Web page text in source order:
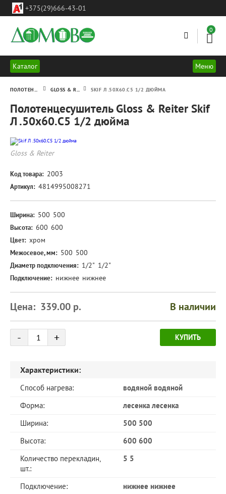
Украинки
г.Минск
+375(29)666-43-01
0
Каталог Меню
Полотенцесушитель Gloss & Reiter Skif
Л .50x60.С5 1/2 дюйма
SKIF Л .50X60.С5 1/2 ДЮЙМА
Skif
.50x60.С5
1/2
дюйма
Gloss & Reiter
Код товара: 2003
Артикул: 4814995008271
Ширина: 500 500
Высота: 600 600
Цвет: хром
Межосевое, мм: 500 500
Диаметр подключения: 1/2" 1/2"
Подключение: нижнее нижнее
Цена: 339.00 р. В наличии
-
товара
+ КУПИТЬ
Характеристики:
Способ нагрева:
водяной водяной
Форма:
лесенка лесенка
Ширина:
500 500
Высота:
600 600
Количество перекладин,
шт.:
5 5
Подключение:
нижнее нижнее